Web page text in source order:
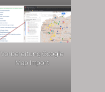
Vorbereitung Google
Map Import